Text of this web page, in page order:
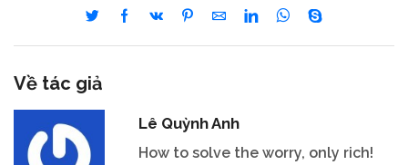
Về tác giả
Lê Quỳnh Anh
How to solve the worry, only rich!